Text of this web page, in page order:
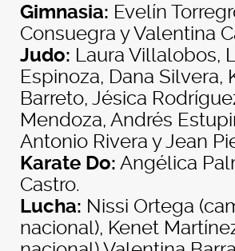
Gimnasia: Evelín
Consuegra y Valentina
Judo: Laura Villalobos,
Espinoza, Dana Silvera,
Barreto, Jésica
Mendoza, Andrés
Antonio Rivera y Jean
Karate Do: Angélica
Castro.
Lucha: Nissi Ortega
nacional), Kenet